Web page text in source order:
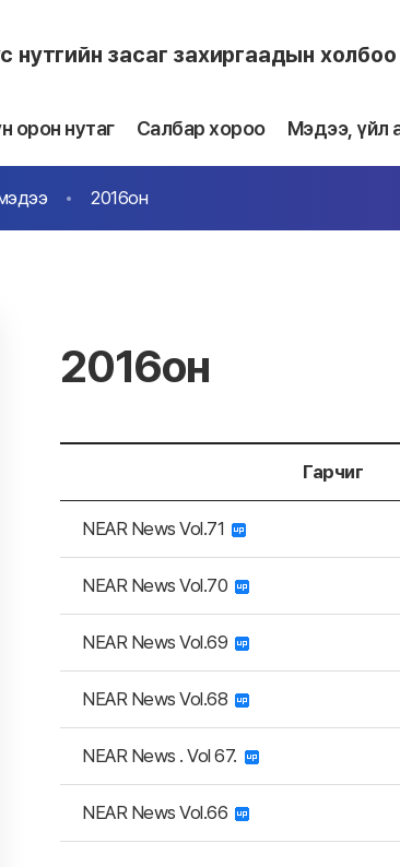
нутгийн засаг захиргаадын холбоо
орон нутаг Салбар хороо Мэдээ, үйл
2016он
2016он
Гарчиг
NEAR News Vol.71
NEAR News Vol.70
NEAR News Vol.69
NEAR News Vol.68
NEAR News . Vol 67.
NEAR News Vol.66